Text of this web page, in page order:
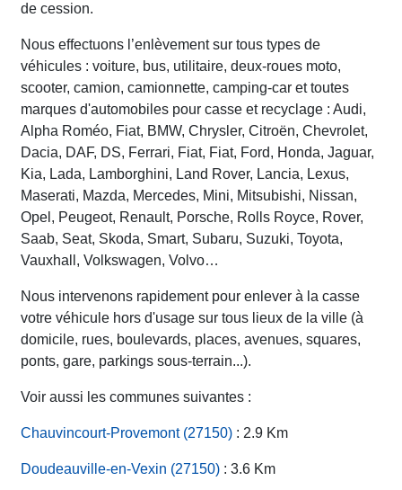
de cession.
Nous effectuons l’enlèvement sur tous types de
véhicules : voiture, bus, utilitaire, deux-roues moto,
scooter, camion, camionnette, camping-car et toutes
marques d'automobiles pour casse et recyclage : Audi,
Alpha Roméo, Fiat, BMW, Chrysler, Citroën, Chevrolet,
Dacia, DAF, DS, Ferrari, Fiat, Fiat, Ford, Honda, Jaguar,
Kia, Lada, Lamborghini, Land Rover, Lancia, Lexus,
Maserati, Mazda, Mercedes, Mini, Mitsubishi, Nissan,
Opel, Peugeot, Renault, Porsche, Rolls Royce, Rover,
Saab, Seat, Skoda, Smart, Subaru, Suzuki, Toyota,
Vauxhall, Volkswagen, Volvo…
Nous intervenons rapidement pour enlever à la casse
votre véhicule hors d'usage sur tous lieux de la ville (à
domicile, rues, boulevards, places, avenues, squares,
ponts, gare, parkings sous-terrain...).
Voir aussi les communes suivantes :
Chauvincourt-Provemont (27150) : 2.9 Km
Doudeauville-en-Vexin (27150) : 3.6 Km